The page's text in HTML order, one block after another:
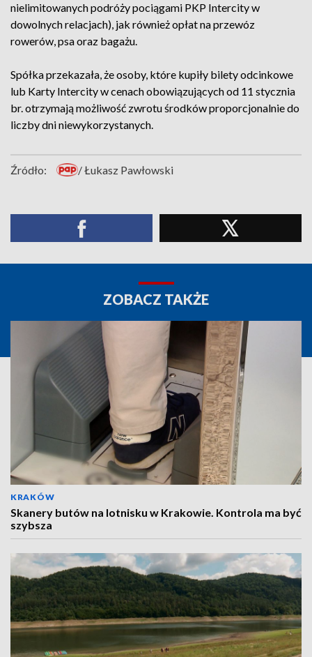
nielimitowanych podróży pociągami PKP Intercity w
dowolnych relacjach), jak również opłat na przewóz
rowerów, psa oraz bagażu.
Spółka przekazała, że osoby, które kupiły bilety odcinkowe
lub Karty Intercity w cenach obowiązujących od 11 stycznia
br. otrzymają możliwość zwrotu środków proporcjonalnie do
liczby dni niewykorzystanych.
Źródło: / Łukasz Pawłowski
ZOBACZ TAKŻE
KRAKÓW
Skanery butów na lotnisku w Krakowie. Kontrola ma być
szybsza